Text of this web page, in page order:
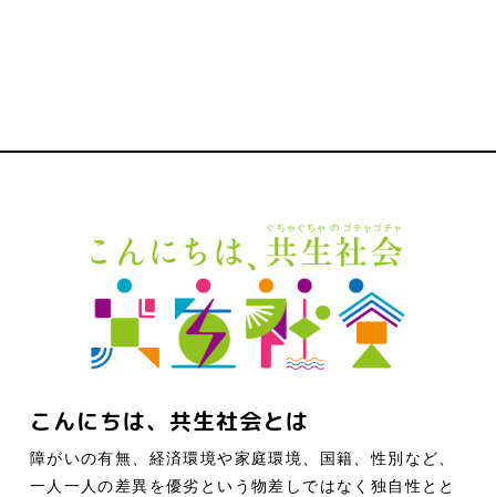
こんにちは、共生社会とは
障がいの有無、経済環境や家庭環境、国籍、性別など、
一人一人の差異を優劣という物差しではなく独自性とと